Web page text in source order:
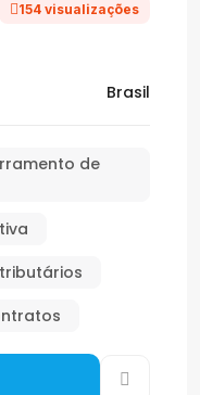
154 visualizações
Brasil
de